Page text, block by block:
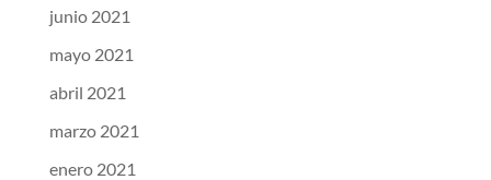
junio 2021
mayo 2021
abril 2021
marzo 2021
enero 2021